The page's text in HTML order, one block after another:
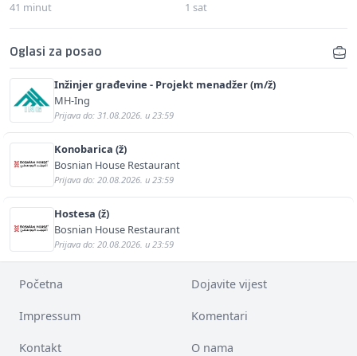
41 minut 1 sat
Oglasi za posao
Inžinjer građevine - Projekt menadžer (m/ž)
MH-Ing
Prijava do: 31.08.2026. u 23:59
Konobarica (ž)
Bosnian House Restaurant
Prijava do: 20.08.2026. u 23:59
Hostesa (ž)
Bosnian House Restaurant
Prijava do: 20.08.2026. u 23:59
Početna Dojavite vijest
Impressum Komentari
Kontakt O nama